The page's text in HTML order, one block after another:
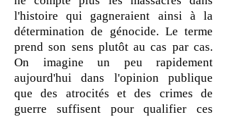
l'histoire qui gagneraient ainsi à la
détermination de génocide. Le terme
prend son sens plutôt au cas par cas.
On imagine un peu rapidement
aujourd'hui dans l'opinion publique
que des atrocités et des crimes de
guerre suffisent pour qualifier ces